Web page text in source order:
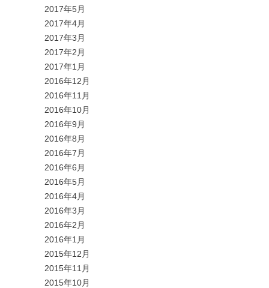
2017年5月
2017年4月
2017年3月
2017年2月
2017年1月
2016年12月
2016年11月
2016年10月
2016年9月
2016年8月
2016年7月
2016年6月
2016年5月
2016年4月
2016年3月
2016年2月
2016年1月
2015年12月
2015年11月
2015年10月